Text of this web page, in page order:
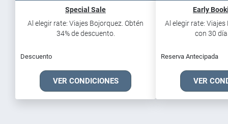
Special Sale
Al elegir rate: Viajes Bojorquez. Obtén
34% de descuento.
Descuento
VER CONDICIONES
Early
Al elegir rate:
con 30
Reserva Antecipada
VER